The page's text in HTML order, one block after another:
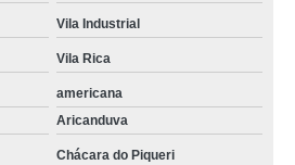
Vila Industrial
Vila Rica
americana
Aricanduva
Chácara do Piqueri